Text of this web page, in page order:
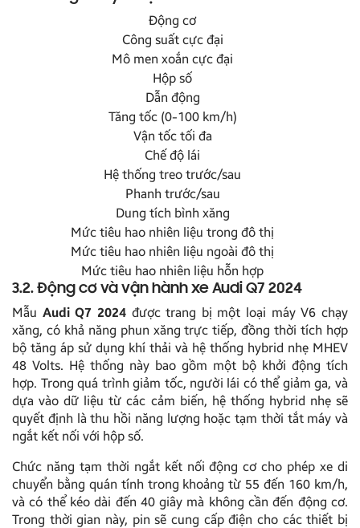
Động cơ
Công suất cực đại
Mô men xoắn cực đại
Hộp số
Dẫn động
Tăng tốc (0-100 km/h)
Vận tốc tối đa
Chế độ lái
Hệ thống treo trước/sau
Phanh trước/sau
Dung tích bình xăng
Mức tiêu hao nhiên liệu trong đô thị
Mức tiêu hao nhiên liệu ngoài đô thị
Mức tiêu hao nhiên liệu hỗn hợp
3.2. Động cơ và vận hành xe Audi Q7 2024
Mẫu Audi Q7 2024được trang bị một loại máy V6 chạy
xăng, có khả năng phun xăng trực tiếp, đồng thời tích hợp
bộ tăng áp sử dụng khí thải và hệ thống hybrid nhẹ MHEV
48 Volts. Hệ thống này bao gồm một bộ khởi động tích
hợp. Trong quá trình giảm tốc, người lái có thể giảm ga, và
dựa vào dữ liệu từ các cảm biến, hệ thống hybrid nhẹ sẽ
quyết định là thu hồi năng lượng hoặc tạm thời tắt máy và
ngắt kết nối với hộp số.
Chức năng tạm thời ngắt kết nối động cơ cho phép xe di
chuyển bằng quán tính trong khoảng từ 55 đến 160 km/h,
và có thể kéo dài đến 40 giây mà không cần đến động cơ.
Trong thời gian này, pin sẽ cung cấp điện cho các thiết bị